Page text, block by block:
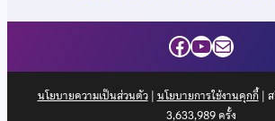
Facebook
YouTube
Mail
นโยบายความเป็นส่วนตัว| นโยบายการใช้งานคุกกี้| ส
3,633,989ครั้ง